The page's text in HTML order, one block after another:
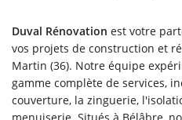
En cochant cette case, vous consentez à
Duval Rénovation est votre
vos projets de construction et
Martin (36). Notre équipe
gamme complète de services,
couverture, la zinguerie,